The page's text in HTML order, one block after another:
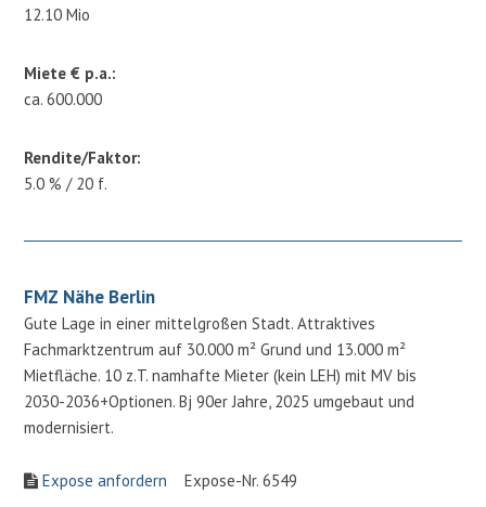
12.10 Mio
Miete € p.a.:
ca. 600.000
Rendite/Faktor:
5.0 % / 20 f.
FMZ Nähe Berlin
Gute Lage in einer mittelgroßen Stadt. Attraktives
Fachmarktzentrum auf 30.000 m² Grund und 13.000 m²
Mietfläche. 10 z.T. namhafte Mieter (kein LEH) mit MV bis
2030-2036+Optionen. Bj 90er Jahre, 2025 umgebaut und
modernisiert.
Expose anfordern Expose-Nr. 6549